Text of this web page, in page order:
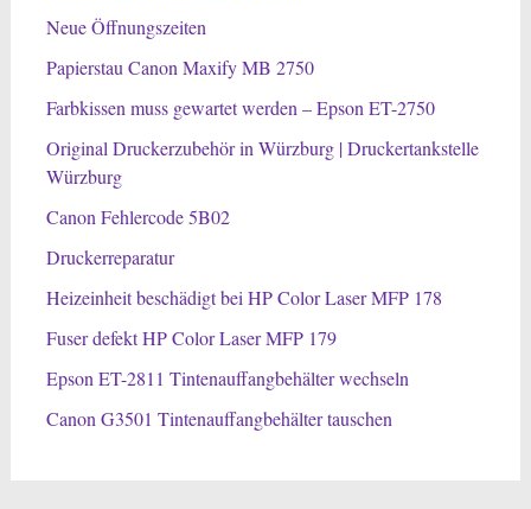
Neue Öffnungszeiten
Papierstau Canon Maxify MB 2750
Farbkissen muss gewartet werden – Epson ET-2750
Original Druckerzubehör in Würzburg | Druckertankstelle
Würzburg
Canon Fehlercode 5B02
Druckerreparatur
Heizeinheit beschädigt bei HP Color Laser MFP 178
Fuser defekt HP Color Laser MFP 179
Epson ET-2811 Tintenauffangbehälter wechseln
Canon G3501 Tintenauffangbehälter tauschen